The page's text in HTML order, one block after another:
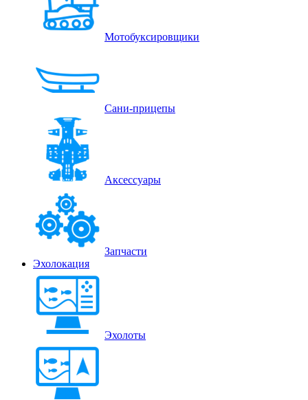
Мотобуксировщики
Сани-прицепы
Аксессуары
Запчасти
Эхолокация
Эхолоты